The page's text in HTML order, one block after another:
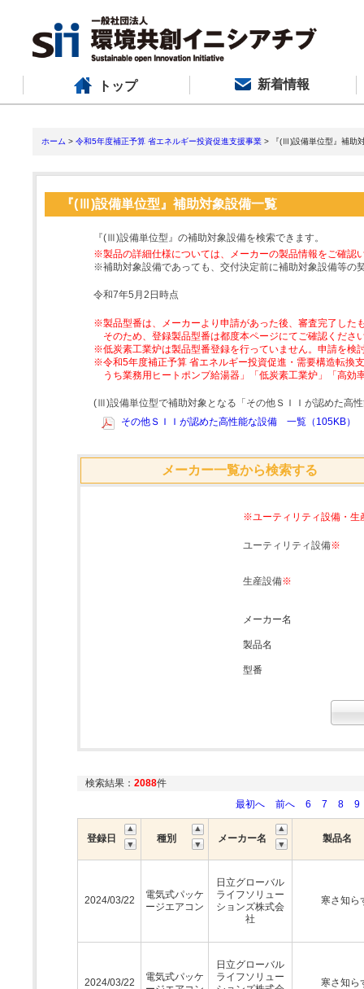
トップ 新着情報
ホーム > 令和5年度補正予算 省エネルギー投資促進支援事業 > 『(Ⅲ)設備単位型』補助
『(Ⅲ)設備単位型』補助対象設備一覧
『(Ⅲ)設備単位型』の補助対象設備を検索できます。
※製品の詳細仕様については、メーカーの製品情報をご確認
※補助対象設備であっても、交付決定前に補助対象設備等の
令和7年5月2日時点
※製品型番は、メーカーより申請があった後、審査完了した
そのため、登録製品型番は都度本ページにてご確認くださ
※低炭素工業炉は製品型番登録を行っていません。申請を検
※令和5年度補正予算 省エネルギー投資促進・需要構造転換
うち業務用ヒートポンプ給湯器」「低炭素工業炉」「高
(Ⅲ)設備単位型で補助対象となる「その他ＳＩＩが認めた高
その他ＳＩＩが認めた高性能な設備 一覧（105KB）
メーカー一覧から検索する
※ユーティリティ設備・生
ユーティリティ設備※
生産設備※
メーカー名
製品名
型番
検索結果： 2088件
最初へ
前へ 6 7 8 9
登録日 種別 メーカー名 製品名
2024/03/22
電気式パッケ
ージエアコン
日立グローバル
ライフソリュー
ションズ株式会
社
寒さ知ら
2024/03/22
電気式パッケ
日立グローバル
ライフソリュー
寒さ知ら